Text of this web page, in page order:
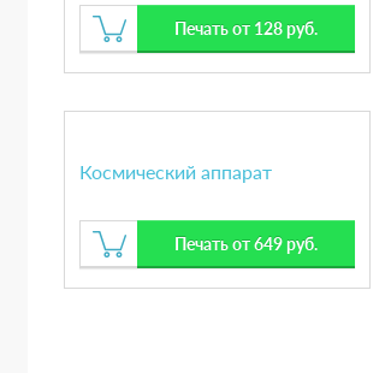
Печать от 128 руб.
Космический аппарат
Печать от 649 руб.